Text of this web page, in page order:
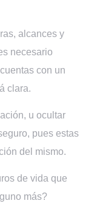
alcances y
necesario
con un
clara.
u ocultar
pues estas
del mismo.
de vida que
más?